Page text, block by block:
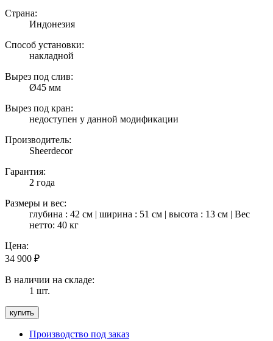
Страна:
Индонезия
Способ установки:
накладной
Вырез под слив:
Ø45 мм
Вырез под кран:
недоступен у данной модификации
Производитель:
Sheerdecor
Гарантия:
2 года
Размеры и вес:
глубина : 42 см | ширина : 51 см | высота : 13 см | Вес
нетто: 40 кг
Цена:
34 900 ₽
В наличии на складе:
1 шт.
Производство под заказ